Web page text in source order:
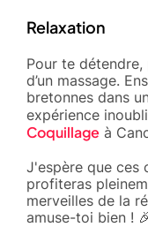
Relaxation
Pour te
d’un massage.
bretonnes dans
expérience
Coquillage à
J'espère que ces
profiteras
merveilles de la
amuse-toi bien !